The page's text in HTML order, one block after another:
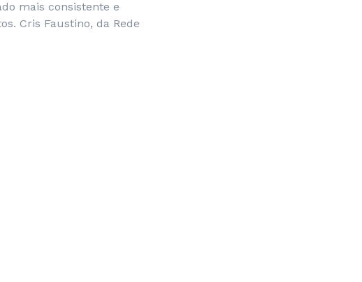
mais consistente e
Cris Faustino, da Rede